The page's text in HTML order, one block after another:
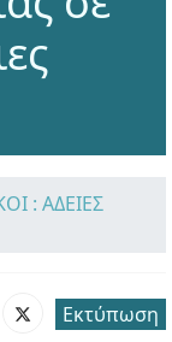
: ΑΔΕΙΕΣ
Εκτύπωση